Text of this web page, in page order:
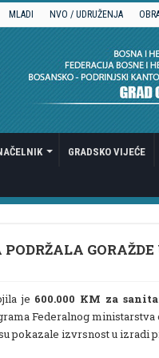
MLADI NVO / UDRUŽENJA
GRADSKO VIJEĆE
je 600.000 KM za
Federalnog
pokazale izvrsnost u izradi